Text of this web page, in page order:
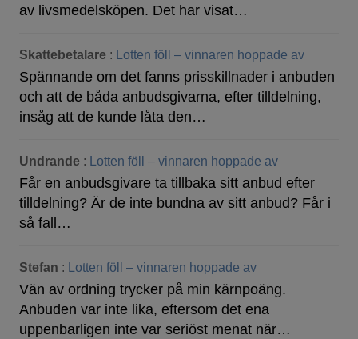
av livsmedelsköpen. Det har visat…
Skattebetalare : Lotten föll – vinnaren hoppade av
Spännande om det fanns prisskillnader i anbuden
och att de båda anbudsgivarna, efter tilldelning,
insåg att de kunde låta den…
Undrande : Lotten föll – vinnaren hoppade av
Får en anbudsgivare ta tillbaka sitt anbud efter
tilldelning? Är de inte bundna av sitt anbud? Får i
så fall…
Stefan : Lotten föll – vinnaren hoppade av
Vän av ordning trycker på min kärnpoäng.
Anbuden var inte lika, eftersom det ena
uppenbarligen inte var seriöst menat när…